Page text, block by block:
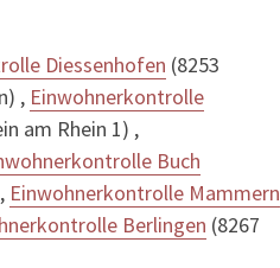
Diessenhofen (8253
, Einwohnerkontrolle
am Rhein 1) ,
Buch
Einwohnerkontrolle Mammern
Berlingen (8267